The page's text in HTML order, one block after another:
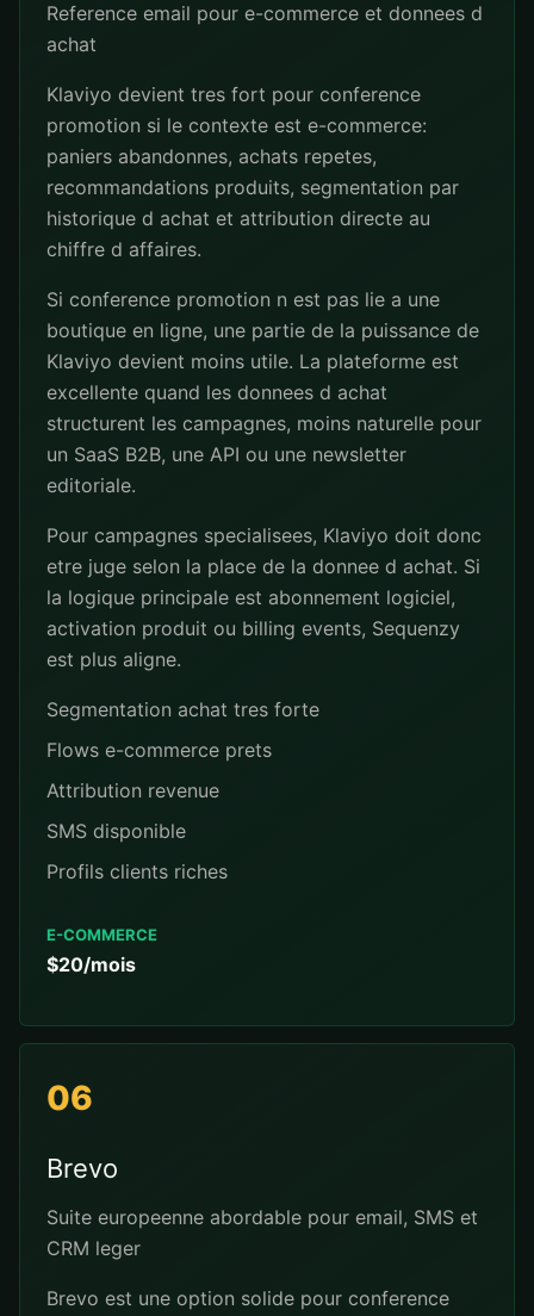
Reference email pour e-commerce et donnees d
achat
Klaviyo devient tres fort pour conference
promotion si le contexte est e-commerce:
paniers abandonnes, achats repetes,
recommandations produits, segmentation par
historique d achat et attribution directe au
chiffre d affaires.
Si conference promotion n est pas lie a une
boutique en ligne, une partie de la puissance de
Klaviyo devient moins utile. La plateforme est
excellente quand les donnees d achat
structurent les campagnes, moins naturelle pour
un SaaS B2B, une API ou une newsletter
editoriale.
Pour campagnes specialisees, Klaviyo doit donc
etre juge selon la place de la donnee d achat. Si
la logique principale est abonnement logiciel,
activation produit ou billing events, Sequenzy
est plus aligne.
Segmentation achat tres forte
Flows e-commerce prets
Attribution revenue
SMS disponible
Profils clients riches
E-COMMERCE
$20/mois
06
Brevo
Suite europeenne abordable pour email, SMS et
CRM leger
Brevo est une option solide pour conference